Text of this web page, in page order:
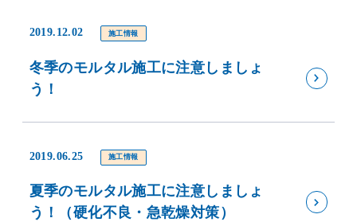
2019.12.02 施工情報
冬季のモルタル施工に注意しましょ
う！
2019.06.25 施工情報
夏季のモルタル施工に注意しましょ
う！（硬化不良・急乾燥対策）